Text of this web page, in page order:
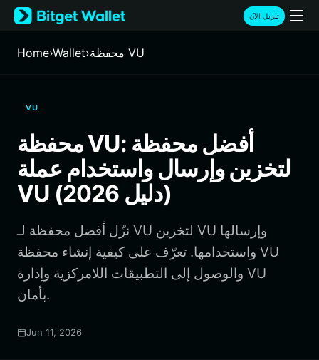
English
日本語
Русский
Italiano
Deutsch
简体中文
繁體中文
Português (Portugal)
ภาษาไทย
हिन्दी
Español
Português (Brasil)
تنزيل الآن
Home›Wallet› محفظة VU
VU
محفظة VU: أفضل محفظة
لتخزين وإرسال واستخدام عملة
VU (دليل 2026)
نزّل أفضل محفظة لـ VU لتخزين VU وإرسالها
واستخدامها. تعرّف على كيفية إنشاء محفظة VU
والوصول إلى التطبيقات اللامركزية وإدارة VU
بأمان.
Jun 11, 2026